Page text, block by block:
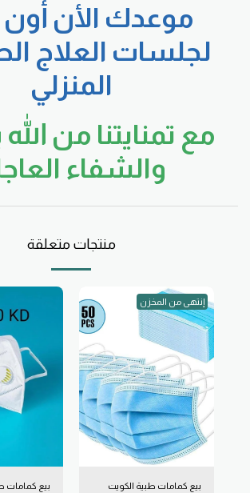
موعدك الأن أون
لجلسات العلاج
المنزلي
مع تمنايتنا من
والشفاء
منتجات متعلقة
إنتهى من المخزن
بيع كمامات طبية الكويت
بيع كمامات